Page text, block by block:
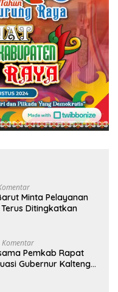
Minta Pelayanan
Ditingkatkan
Komentar
Pemkab Rapat
Gubernur Kalteng